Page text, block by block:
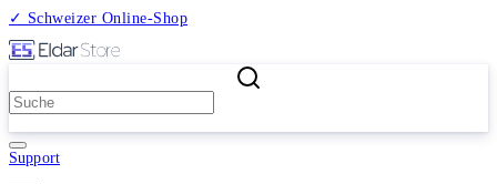
✓ Schweizer Online-Shop
Support